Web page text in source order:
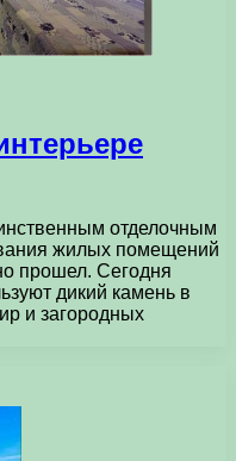
отделочным
жилых помещений
прошел. Сегодня
дикий камень в
и загородных